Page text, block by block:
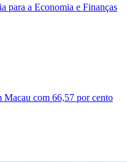
para a Economia e Finanças
Macau com 66,57 por cento